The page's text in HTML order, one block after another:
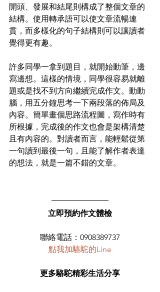
開頭、發展和結尾則構成了整個文章的
結構。使用轉承語可以使文章流暢連
貫，而多樣化的句子結構則可以讓讀者
覺得更有趣。
許多同學一拿到題目，就開始動筆，邊
寫邊想。這樣的情境，同學很容易就離
題或是找不到方向繼續完成作文。動動
腦，用五分鐘思考一下兩段落的佈局及
內容。簡單畫個思路流程圖，寫作時有
所根據，完成後的作文也會是架構清楚
且有內容的。對讀者而言，能輕鬆從第
一句讀到最後一句，且能了解作者表達
的想法，就是一篇不錯的文章。
立即預約作文體檢
聯絡電話：0908389737
點我加駱駝的Line
更多駱駝精彩生活分享